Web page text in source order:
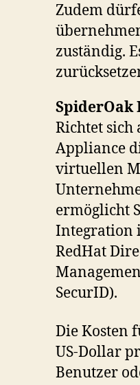
Zudem
zuständig.
SpiderOak
Richtet
Appliance
virtuellen
ermöglicht
Integration
RedHat
SecurID).
Die Kosten
US-Dollar
Benutzer